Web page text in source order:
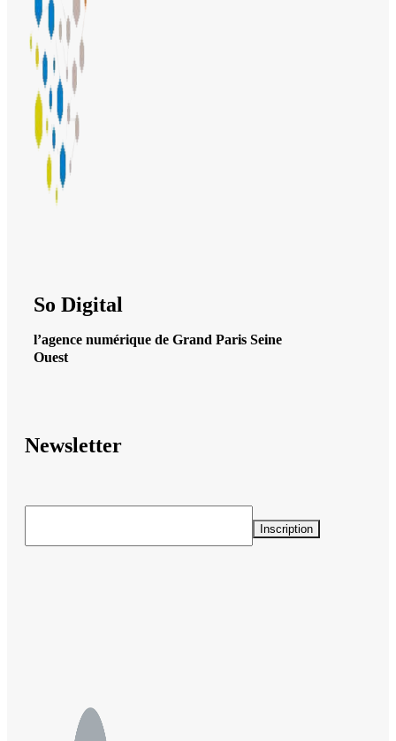
So Digital
l’agence numérique de Grand Paris Seine
Ouest
Newsletter